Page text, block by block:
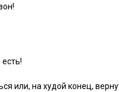
или, на худой конец,